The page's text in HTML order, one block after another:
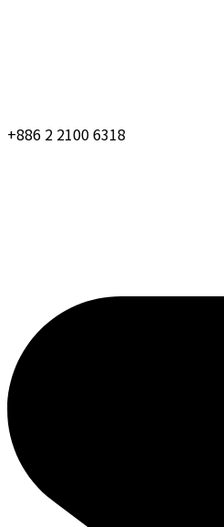
+886 2 2100 6318